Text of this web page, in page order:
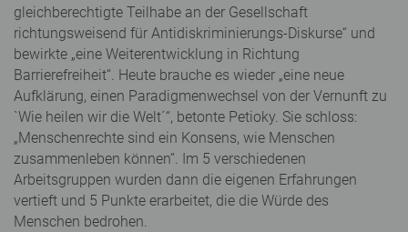
gleichberechtigte Teilhabe an der Gesellschaft
richtungsweisend für Antidiskriminierungs-Diskurse“ und
bewirkte „eine Weiterentwicklung in Richtung
Barrierefreiheit“. Heute brauche es wieder „eine neue
Aufklärung, einen Paradigmenwechsel von der Vernunft zu
`Wie heilen wir die Welt´“, betonte Petioky. Sie schloss:
„Menschenrechte sind ein Konsens, wie Menschen
zusammenleben können“. Im 5 verschiedenen
Arbeitsgruppen wurden dann die eigenen Erfahrungen
vertieft und 5 Punkte erarbeitet, die die Würde des
Menschen bedrohen.